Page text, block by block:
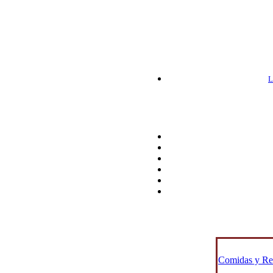
Comidas y